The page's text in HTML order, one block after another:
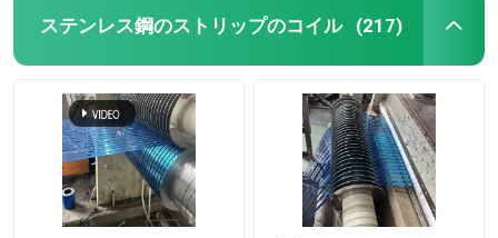
ステンレス鋼のストリップのコイル (217)